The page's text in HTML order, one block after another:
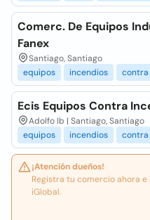
Comerc. De Equipos
Fanex
Santiago, Santiago
equipos
incendios contra
Ecis Equipos Contra
Adolfo Ib | Santiago, Santiago
equipos
incendios contra
¡Atención dueños!
Registra tu comercio ahora
iGlobal.